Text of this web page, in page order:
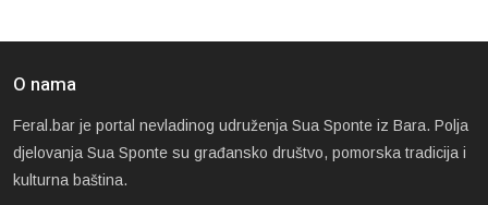
O nama
Feral.bar je portal nevladinog udruženja Sua Sponte iz Bara. Polja
djelovanja Sua Sponte su građansko društvo, pomorska tradicija i
kulturna baština.